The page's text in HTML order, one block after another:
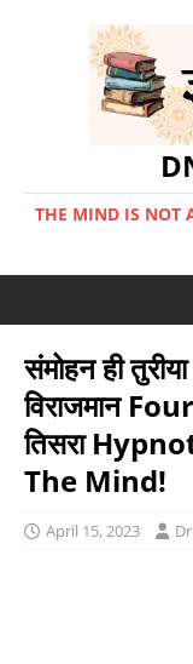
THE MIND IS NOT
संमोहन ही
विराजमान
तिसरा
The Mind!
April 15, 2023